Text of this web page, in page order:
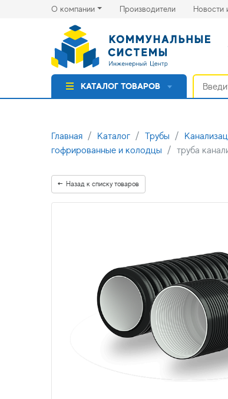
О компании Производители(current)Новости
КАТАЛОГ ТОВАРОВ
Главная Каталог Трубы
гофрированные и колодцы
труба
Назад к списку товаров